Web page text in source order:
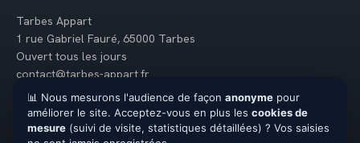
Tarbes Appart
1 rue Gabriel Fauré, 65000 Tarbes
Ouvert tous les jours
contact@tarbes-appart.fr
06 31 53 18 42
📊 Nous mesurons l'audience de façon anonyme pour
améliorer le site. Acceptez-vous en plus les cookies de
mesure (suivi de visite, statistiques détaillées) ? Vos saisies